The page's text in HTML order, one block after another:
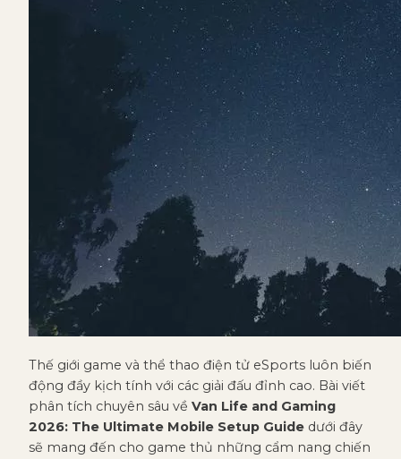
Thế giới game và thể thao điện tử eSports luôn biến
động đầy kịch tính với các giải đấu đỉnh cao. Bài viết
phân tích chuyên sâu về Van Life and Gaming
2026: The Ultimate Mobile Setup Guide dưới đây
sẽ mang đến cho game thủ những cẩm nang chiến